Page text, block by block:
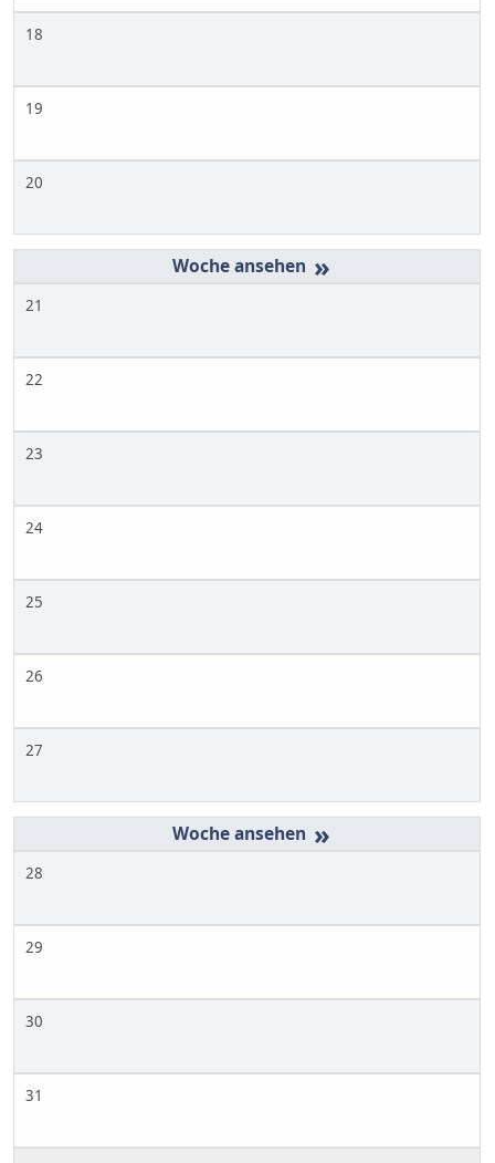
18
19
20
»
21
22
23
24
25
26
27
»
28
29
30
31